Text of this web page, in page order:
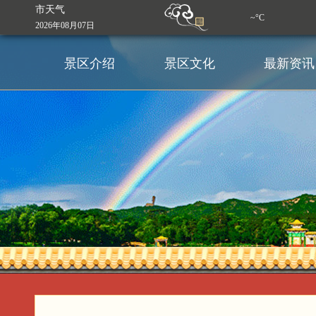
市天气
2026年08月07日
~°C
景区介绍 景区文化 最新资讯